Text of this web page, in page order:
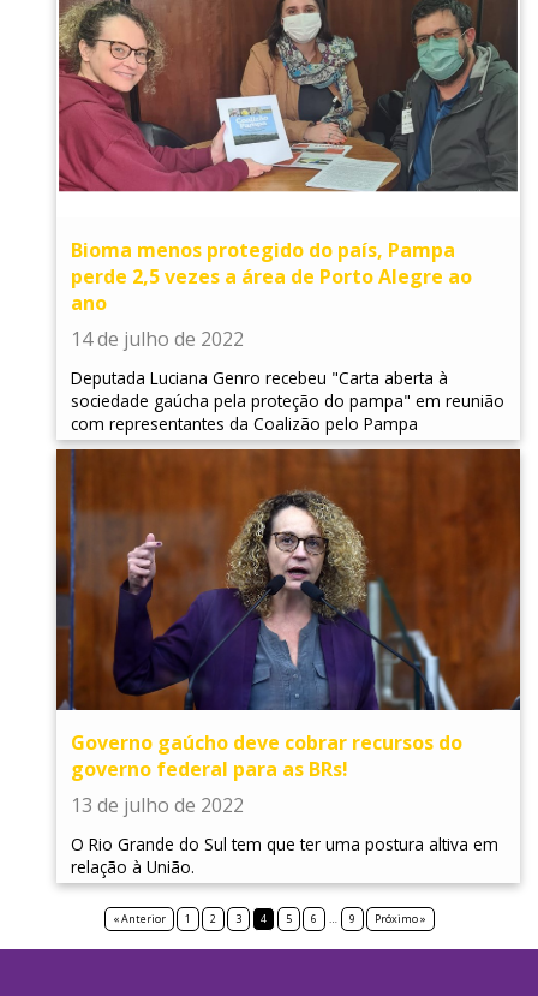
Bioma menos protegido do país, Pampa
perde 2,5 vezes a área de Porto Alegre ao
ano
14 de julho de 2022
Deputada Luciana Genro recebeu "Carta aberta à
sociedade gaúcha pela proteção do pampa" em reunião
com representantes da Coalizão pelo Pampa
Governo gaúcho deve cobrar recursos do
governo federal para as BRs!
13 de julho de 2022
O Rio Grande do Sul tem que ter uma postura altiva em
relação à União.
« Anterior 1 2 3 4 5 6 … 9 Próximo »